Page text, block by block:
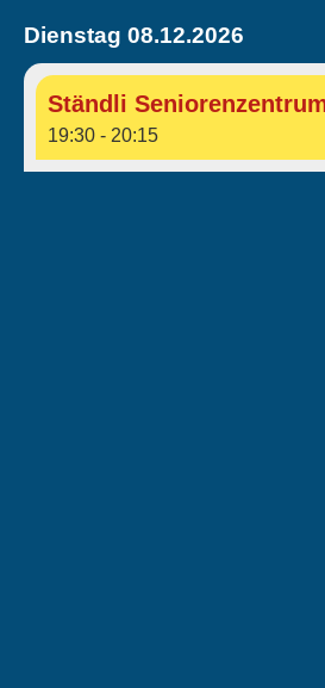
Dienstag 08.12.2026
Ständli
19:30 - 20:15